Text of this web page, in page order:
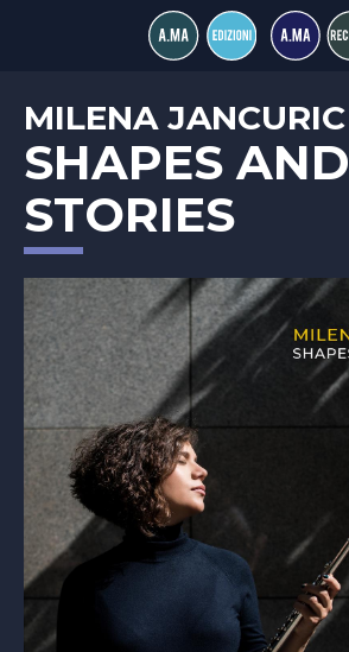
MILENA JANCURIC
SHAPES AND
STORIES